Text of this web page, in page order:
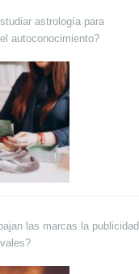
astrología para
autoconocimiento?
las marcas la publicidad